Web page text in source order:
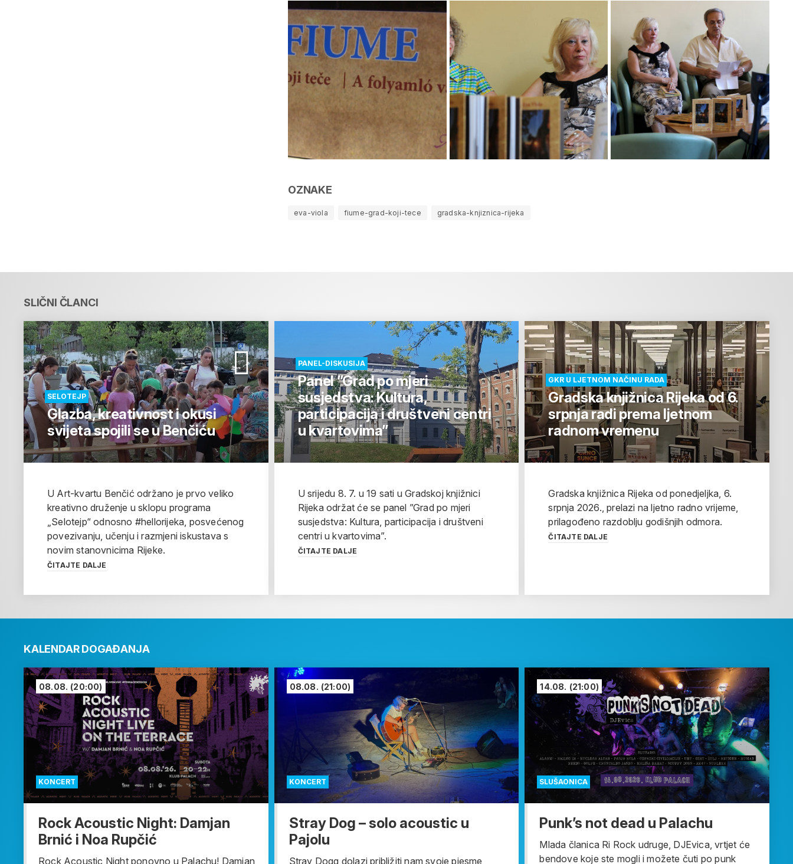
OZNAKE
eva-viola fiume-grad-koji-tece gradska-knjiznica-rijeka
SLIČNI ČLANCI
SELOTEJP
Glazba, kreativnost i okusi
svijeta spojili se u Benčiću
U Art-kvartu Benčić održano je prvo veliko
kreativno druženje u sklopu programa
„Selotejp“ odnosno #hellorijeka, posvećenog
povezivanju, učenju i razmjeni iskustava s
novim stanovnicima Rijeke.
ČITAJTE DALJE
PANEL-DISKUSIJA
Panel ”Grad po mjeri
susjedstva: Kultura,
participacija i društveni centri
u kvartovima”
U srijedu 8. 7. u 19 sati u Gradskoj knjižnici
Rijeka održat će se panel ”Grad po mjeri
susjedstva: Kultura, participacija i društveni
centri u kvartovima”.
ČITAJTE DALJE
GKR U LJETNOM NAČINU RADA
Gradska knjižnica Rijeka od 6.
srpnja radi prema ljetnom
radnom vremenu
Gradska knjižnica Rijeka od ponedjeljka, 6.
srpnja 2026., prelazi na ljetno radno vrijeme,
prilagođeno razdoblju godišnjih odmora.
ČITAJTE DALJE
KALENDAR DOGAĐANJA
KONCERT
08.08. (20:00)
Rock Acoustic Night: Damjan
Brnić i Noa Rupčić
Rock Acoustic Night ponovno u Palachu! Damjan
KONCERT
08.08. (21:00)
Stray Dog – solo acoustic u
Pajolu
Stray Dogg dolazi približiti nam svoje pjesme,
SLUŠAONICA
14.08. (21:00)
Punk’s not dead u Palachu
Mlada članica Ri Rock udruge, DJEvica, vrtjet će
bendove koje ste mogli i možete čuti po punk